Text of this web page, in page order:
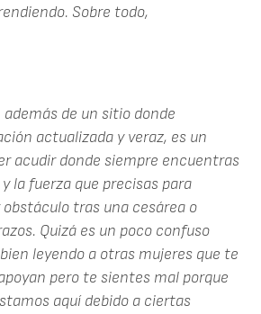
Sobre todo,
de un sitio donde
actualizada y veraz, es un
acudir donde siempre encuentras
la fuerza que precisas para
tras una cesárea o
Quizá es un poco confuso
leyendo a otras mujeres que te
pero te sientes mal porque
aquí debido a ciertas